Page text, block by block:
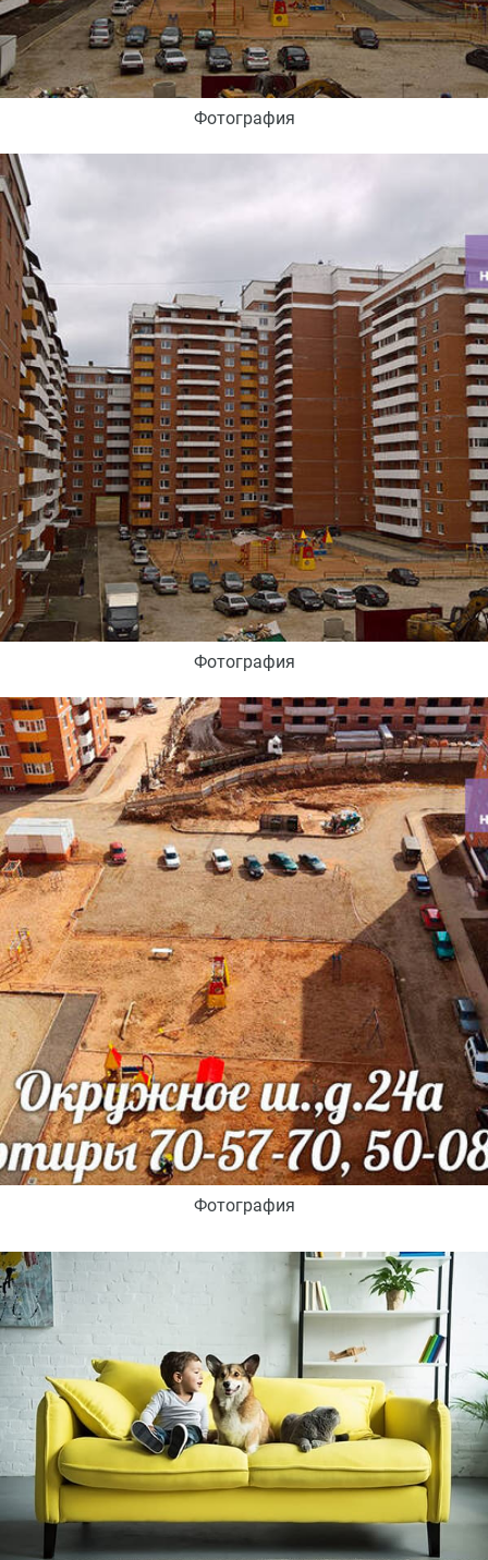
Фотография
Фотография
Фотография